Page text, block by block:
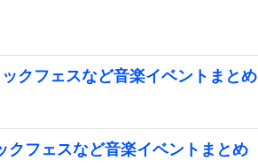
クフェスなど音楽イベントまとめ
クフェスなど音楽イベントまとめ